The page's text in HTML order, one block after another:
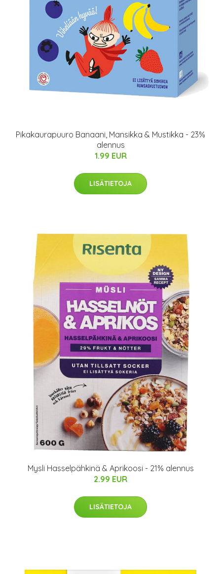
Pikakaurapuuro Banaani, Mansikka & Mustikka - 23%
alennus
1.99 EUR
LISÄTIETOJA
Mysli Hasselpähkinä & Aprikoosi - 21% alennus
2.99 EUR
LISÄTIETOJA